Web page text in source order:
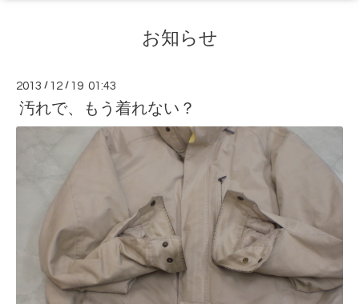
お知らせ
2013 / 12 / 19 01:43
汚れで、もう着れない？